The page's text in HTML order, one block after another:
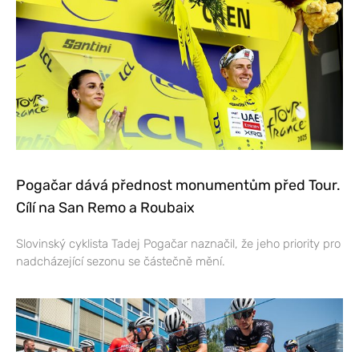
Pogačar dává přednost monumentům před Tour.
Cílí na San Remo a Roubaix
Slovinský cyklista Tadej Pogačar naznačil, že jeho priority pro
nadcházející sezonu se částečně mění.